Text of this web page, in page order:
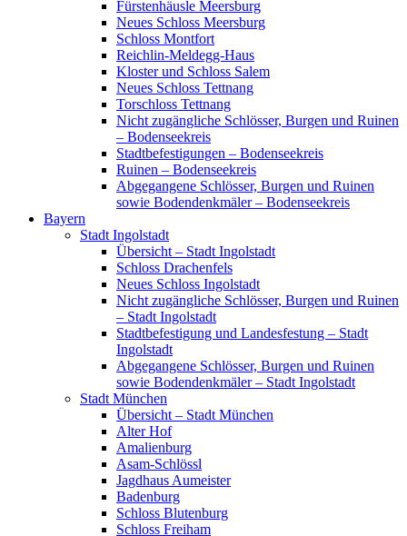
Fürstenhäusle Meersburg
Neues Schloss Meersburg
Schloss Montfort
Reichlin-Meldegg-Haus
Kloster und Schloss Salem
Neues Schloss Tettnang
Torschloss Tettnang
Nicht zugängliche Schlösser, Burgen und Ruinen
– Bodenseekreis
Stadtbefestigungen – Bodenseekreis
Ruinen – Bodenseekreis
Abgegangene Schlösser, Burgen und Ruinen
sowie Bodendenkmäler – Bodenseekreis
Bayern
Stadt Ingolstadt
Übersicht – Stadt Ingolstadt
Schloss Drachenfels
Neues Schloss Ingolstadt
Nicht zugängliche Schlösser, Burgen und Ruinen
– Stadt Ingolstadt
Stadtbefestigung und Landesfestung – Stadt
Ingolstadt
Abgegangene Schlösser, Burgen und Ruinen
sowie Bodendenkmäler – Stadt Ingolstadt
Stadt München
Übersicht – Stadt München
Alter Hof
Amalienburg
Asam-Schlössl
Jagdhaus Aumeister
Badenburg
Schloss Blutenburg
Schloss Freiham